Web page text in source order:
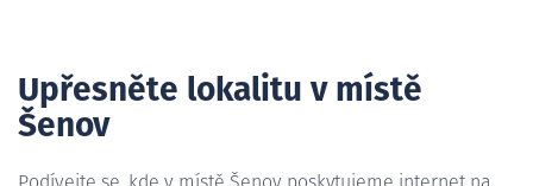
Upřesněte lokalitu v místě
Šenov
Podívejte se, kde v místě Šenov poskytujeme internet na